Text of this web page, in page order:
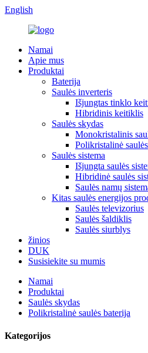
English
Namai
Apie mus
Produktai
Baterija
Saulės inverteris
Išjungtas tinklo
Hibridinis keitiklis
Saulės skydas
Monokristalinis
Polikristalinė
Saulės sistema
Išjungta saulės
Hibridinė saulės
Saulės namų
Kitas saulės energijos
Saulės televizorius
Saulės šaldiklis
Saulės siurblys
žinios
DUK
Susisiekite su mumis
Namai
Produktai
Saulės skydas
Polikristalinė saulės baterija
Kategorijos